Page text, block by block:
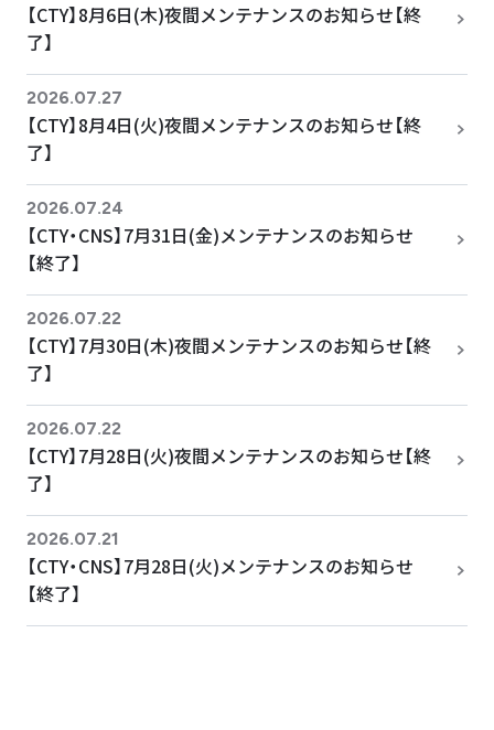
【CTY】8月6日(木)夜間メンテナンスのお知らせ【終
了】
2026.07.27
【CTY】8月4日(火)夜間メンテナンスのお知らせ【終
了】
2026.07.24
【CTY・CNS】7月31日(金)メンテナンスのお知らせ
【終了】
2026.07.22
【CTY】7月30日(木)夜間メンテナンスのお知らせ【終
了】
2026.07.22
【CTY】7月28日(火)夜間メンテナンスのお知らせ【終
了】
2026.07.21
【CTY・CNS】7月28日(火)メンテナンスのお知らせ
【終了】